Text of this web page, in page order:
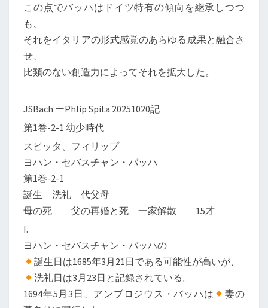
この点でバッハはドイツ特有の傾向を継承しつつ
も、
それをイタリアの形式感覚のあらゆる成果と融合さ
せ、
比類のない創造力によってそれを拡大した。
JSBach ーPhlip Spita 20251020記
第1巻-2-1 幼少時代
スピッタ、フィリップ
ヨハン・セバスチャン・バッハ
第1巻-2-1
誕生 洗礼 代父母
母の死 父の再婚と死 一家解散 15才
I.
ヨハン・セバスチャン・バッハの
誕生日は1685年3月21日である可能性が高いが、
洗礼日は3月23日と記録されている。
1694年5月3日、アンブロジウス・バッハは
妻の